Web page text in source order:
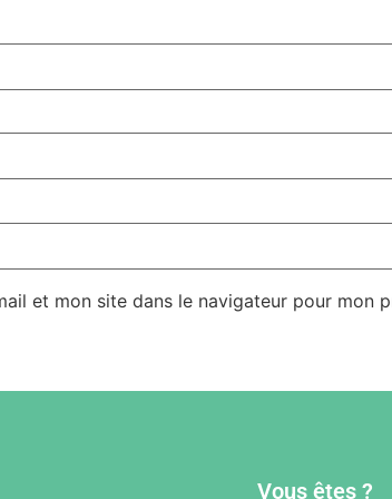
et mon site dans le navigateur pour mon
Vous êtes ?